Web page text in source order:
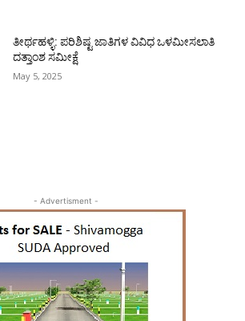
ತೀರ್ಥಹಳ್ಳಿ: ಪರಿಶಿಷ್ಟ ಜಾತಿಗಳ ವಿವಿಧ ಒಳಮೀಸಲಾತಿ
ದತ್ತಾಂಶ ಸಮೀಕ್ಷೆ
May 5, 2025
- Advertisment -